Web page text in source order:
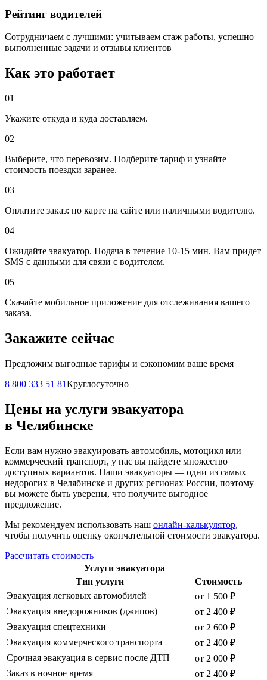
Рейтинг водителей
Сотрудничаем с лучшими: учитываем стаж работы, успешно
выполненные задачи и отзывы клиентов
Как это работает
01
Укажите откуда и куда доставляем.
02
Выберите, что перевозим. Подберите тариф и узнайте
стоимость поездки заранее.
03
Оплатите заказ: по карте на сайте или наличными водителю.
04
Ожидайте эвакуатор. Подача в течение 10-15 мин. Вам придет
SMS с данными для связи с водителем.
05
Скачайте мобильное приложение для отслеживания вашего
заказа.
Закажите сейчас
Предложим выгодные тарифы и сэкономим ваше время
8 800 333 51 81Круглосуточно
Цены на услуги эвакуатора
в Челябинске
Если вам нужно эвакуировать автомобиль, мотоцикл или
коммерческий транспорт, у нас вы найдете множество
доступных вариантов. Наши эвакуаторы — одни из самых
недорогих в Челябинске и других регионах России, поэтому
вы можете быть уверены, что получите выгодное
предложение.
Мы рекомендуем использовать наш онлайн-калькулятор,
чтобы получить оценку окончательной стоимости эвакуатора.
Рассчитать стоимость
Услуги эвакуатора
Тип услуги
Стоимость
Эвакуация легковых автомобилей
от 1 500 ₽
Эвакуация внедорожников (джипов)
от 2 400 ₽
Эвакуация спецтехники
от 2 600 ₽
Эвакуация коммерческого транспорта
от 2 400 ₽
Срочная эвакуация в сервис после ДТП
от 2 000 ₽
Заказ в ночное время
от 2 400 ₽